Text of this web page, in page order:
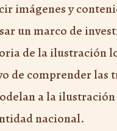
imágenes y
un marco de
de la ilustración
de comprender las
a la
nacional.